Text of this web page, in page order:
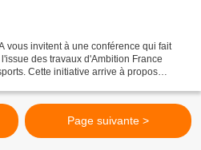
vous invitent à une conférence qui fait
des travaux d'Ambition France
Cette initiative arrive à propos
Page suivante >